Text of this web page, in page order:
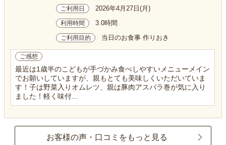
ご利用日 2026年4月27日(月)
利用時間 3.0時間
ご利用目的 当日のお食事 作りおき
ご感想
最近は1歳半のこどもが手づかみ食べしやすいメニューメイン
でお願いしていますが、親もとても美味しくいただいていま
す！子は野菜入りオムレツ、親は豚肉アスパラ巻が気に入り
ました！軽く味付...
お客様の声・口コミをもっと見る